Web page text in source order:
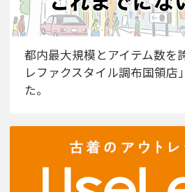
都内最大規模とアイテム数を
レファクスタイル調布国領店
た。